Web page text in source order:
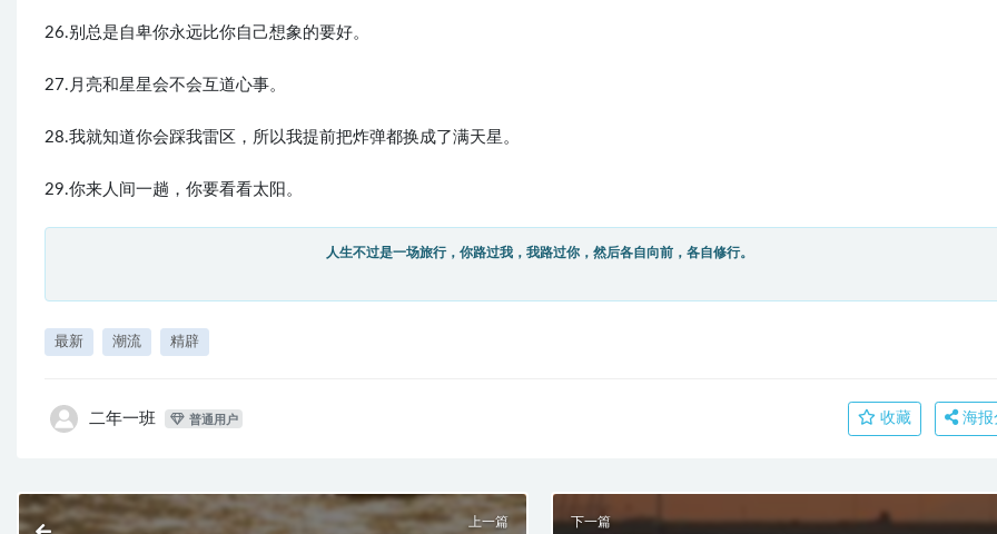
26.别总是自卑你永远比你自己想象的要好。
27.月亮和星星会不会互道心事。
28.我就知道你会踩我雷区，所以我提前把炸弹都换成了满天星。
29.你来人间一趟，你要看看太阳。
人生不过是一场旅行，你路过我，我路过你，然后各自向前，各自修行。
最新 潮流 精辟
二年一班 普通用户 收藏 海报
上一篇 下一篇